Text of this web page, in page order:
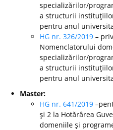
specializărilor/
a structurii
pentru anul
HG nr. 326/2019 –
Nomenclatorului
specializărilor/
a structurii
pentru anul
Master:
HG nr. 641/2019
şi 2 la Hotărârea
domeniile şi